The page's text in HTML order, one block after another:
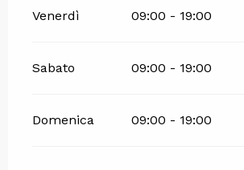
Venerdì 09:00 - 19:00
Sabato 09:00 - 19:00
Domenica 09:00 - 19:00